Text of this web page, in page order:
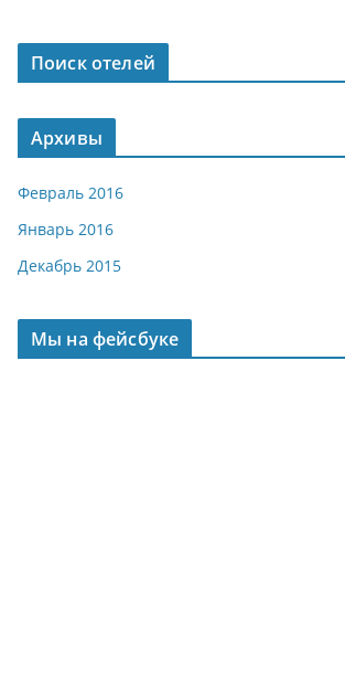
Поиск отелей
Архивы
Февраль 2016
Январь 2016
Декабрь 2015
Мы на фейсбуке